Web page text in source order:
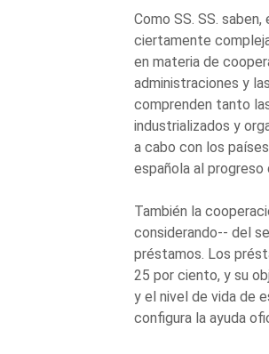
Como SS. SS.
ciertamente
en materia de
administraciones y
comprenden tanto
industrializados y
a cabo con los
española al progreso
También la
considerando-- del
préstamos. Los
25 por ciento, y su
y el nivel de vida de
configura la ayuda